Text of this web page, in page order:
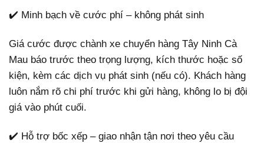
✔️ Minh bạch về cước phí – không phát sinh
Giá cước được chành xe chuyển hàng Tây Ninh Cà
Mau báo trước theo trọng lượng, kích thước hoặc số
kiện, kèm các dịch vụ phát sinh (nếu có). Khách hàng
luôn nắm rõ chi phí trước khi gửi hàng, không lo bị đội
giá vào phút cuối.
✔️ Hỗ trợ bốc xếp – giao nhận tận nơi theo yêu cầu